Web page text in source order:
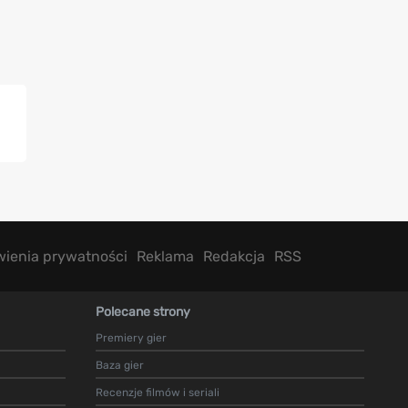
prywatności Reklama Redakcja RSS
Polecane strony
Premiery gier
Baza gier
Recenzje filmów i seriali